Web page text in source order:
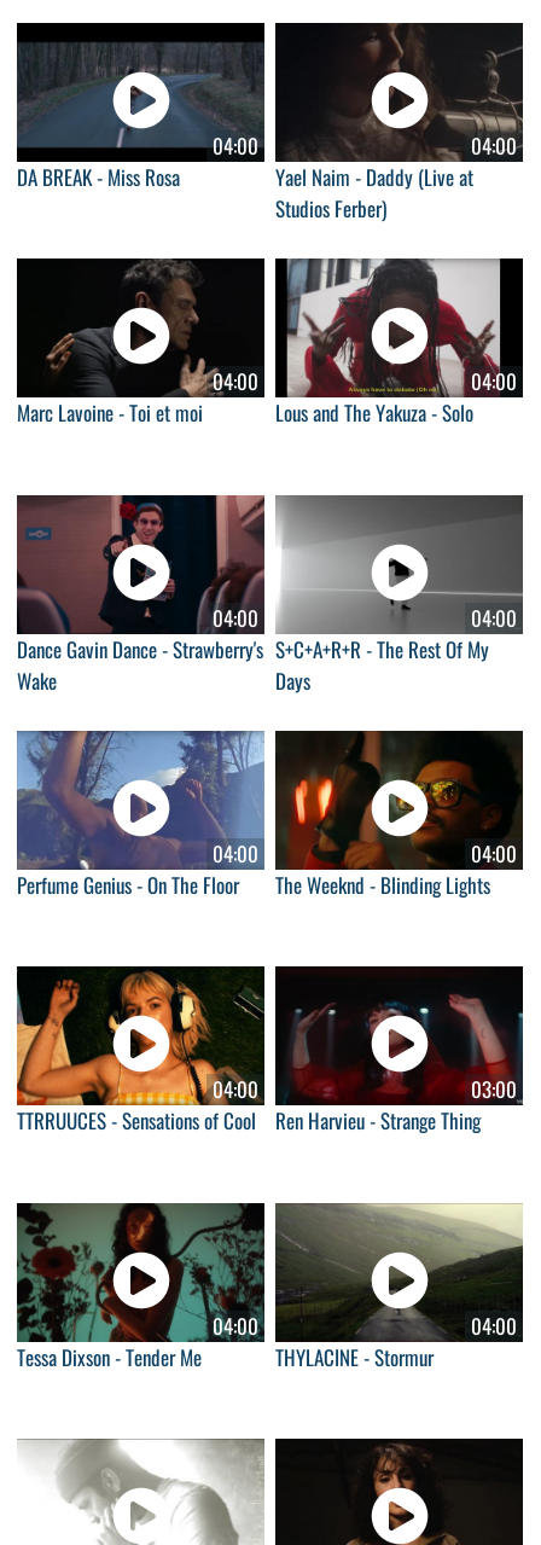
04:00
DA BREAK - Miss Rosa
04:00
Yael Naim - Daddy (Live at
Studios Ferber)
04:00
Marc Lavoine - Toi et moi
04:00
Lous and The Yakuza - Solo
04:00
Dance Gavin Dance - Strawberry's
Wake
04:00
S+C+A+R+R - The Rest Of My
Days
04:00
Perfume Genius - On The Floor
04:00
The Weeknd - Blinding Lights
04:00
TTRRUUCES - Sensations of Cool
03:00
Ren Harvieu - Strange Thing
04:00
Tessa Dixson - Tender Me
04:00
THYLACINE - Stormur